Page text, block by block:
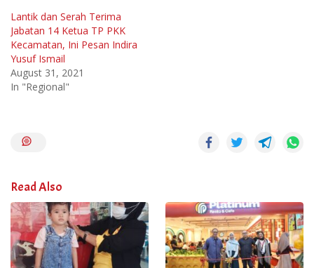
Lantik dan Serah Terima
Jabatan 14 Ketua TP PKK
Kecamatan, Ini Pesan Indira
Yusuf Ismail
August 31, 2021
In "Regional"
Read Also